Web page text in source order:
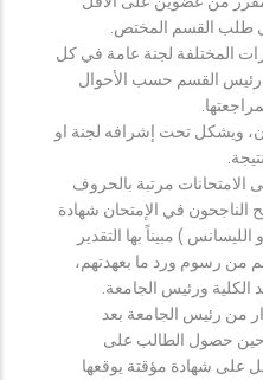
طلب القسم المختص.
المختلفة لجنة عامة في كل
رئيس القسم حسب الأحوال
ويشكل تحت إشرافه لجنة او
الامتحانات مرتبة بالحروف
الناجحون في الإمتحان شهادة
) مبيناً بها التقدير
من رسوم ورد ما بعهدتهم،
الكلية ورئيس الجامعة.
من رئيس الجامعة بعد
حين حصول الطالب على
على شهادة مؤقتة يوقعها